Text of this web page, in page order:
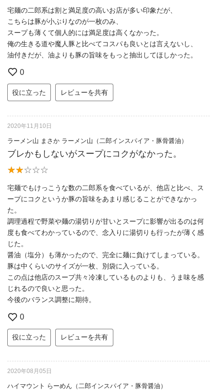
宅麺の二郎系は割と満足度の高いお店が多い印象だが、
こちらは豚が小ぶりなのが一枚のみ、
スープも薄くて個人的には満足度は高くなかった。
俺の生きる道や魔人豚と比べてコスパも良いとは言えないし、
油付きだが、油よりも豚の旨味をもっと抽出してほしかった。
0
役に立った レビューを共有
2020年11月10日
ラーメン山 まさか ラーメン山（二郎インスパイア・豚骨醤油）
ブレかもしないがスープにコクがなかった。
宅麺でもけっこうな数の二郎系を食べているが、他店と比べ、ス
ープにコクというか豚の旨味をあまり感じることができなかっ
た。
調理過程で野菜や麺の湯切りが甘いとスープに影響が出るのは何
度も食べてわかっているので、念入りに湯切りも行ったが薄く感
じた。
醤油（塩分）も薄かったので、完全に麺に負けてしまっている。
豚は中くらいのサイズが一枚、別袋に入っている。
この点は他店のスープ共々冷凍しているものよりも、うま味を感
じれるので良いと思った。
今後のバランス調整に期待。
0
役に立った レビューを共有
2020年08月05日
ハイマウント らーめん（二郎インスパイア・豚骨醤油）